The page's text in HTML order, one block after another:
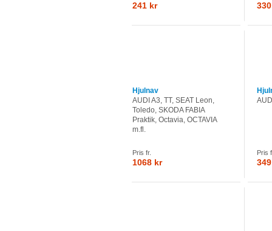
241 kr
Hjulnav
AUDI A3, TT, SEAT Leon,
Toledo, SKODA FABIA
Praktik, Octavia, OCTAVIA
m.fl.
Pris fr.
1068 kr
Pris